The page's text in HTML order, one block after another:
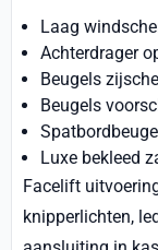
Laag
Achterdrager
Beugels
Beugels
Luxe bekleed
Facelift
knipperlichten,